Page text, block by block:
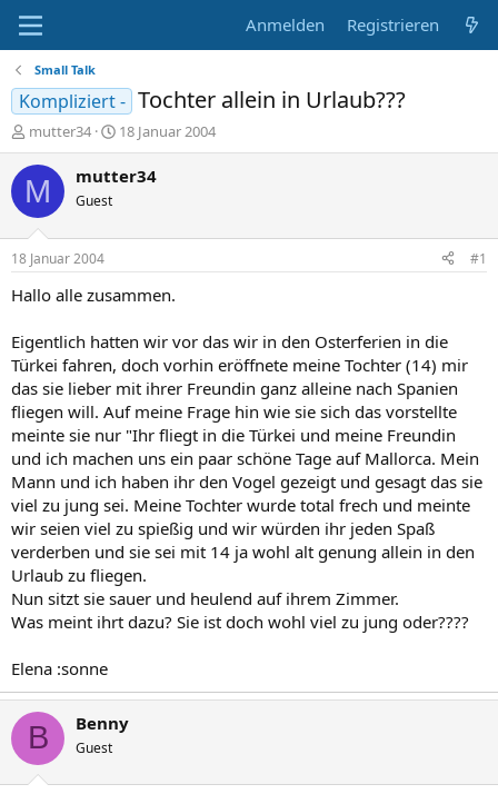
Anmelden Registrieren
Small Talk
Kompliziert - Tochter allein in Urlaub???
E
r
s
t
e
r
mutter34
E
r
s
t
a
18 Januar 2004
M mutter34
Guest
18 Januar 2004 #1
Hallo alle zusammen.
Eigentlich hatten wir vor das wir in den Osterferien in die
Türkei fahren, doch vorhin eröffnete meine Tochter (14) mir
das sie lieber mit ihrer Freundin ganz alleine nach Spanien
fliegen will. Auf meine Frage hin wie sie sich das vorstellte
meinte sie nur "Ihr fliegt in die Türkei und meine Freundin
und ich machen uns ein paar schöne Tage auf Mallorca. Mein
Mann und ich haben ihr den Vogel gezeigt und gesagt das sie
viel zu jung sei. Meine Tochter wurde total frech und meinte
wir seien viel zu spießig und wir würden ihr jeden Spaß
verderben und sie sei mit 14 ja wohl alt genung allein in den
Urlaub zu fliegen.
Nun sitzt sie sauer und heulend auf ihrem Zimmer.
Was meint ihrt dazu? Sie ist doch wohl viel zu jung oder????
Elena :sonne
B Benny
Guest